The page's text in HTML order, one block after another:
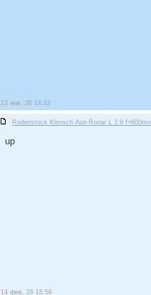
13 янв, 26 14:32
Rodenstock Klimsch Apo-Ronar L 1:9
up
14 фев, 26 18:59